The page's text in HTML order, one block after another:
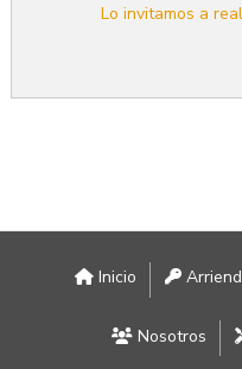
Lo invitamos a
Inicio
Nosotros